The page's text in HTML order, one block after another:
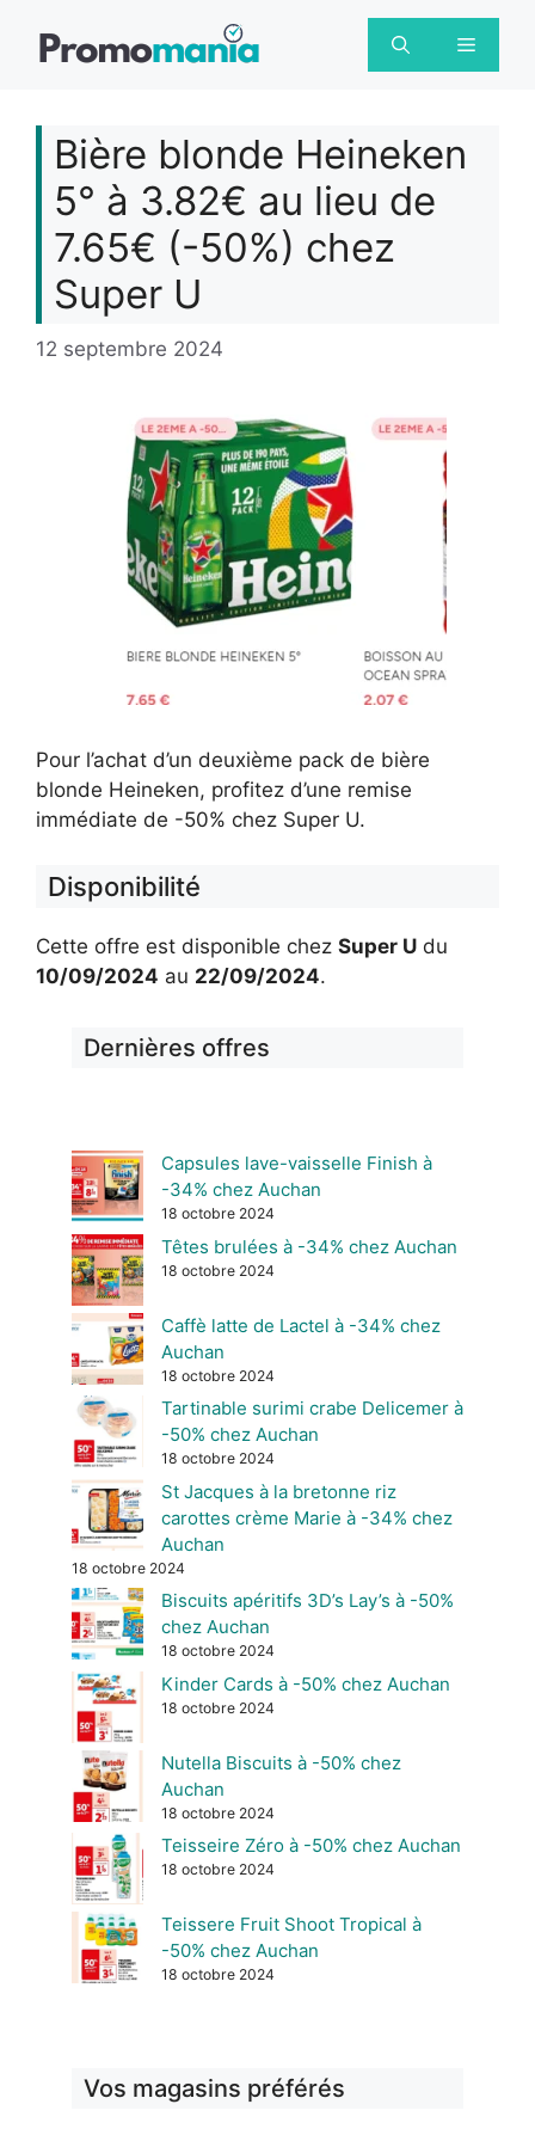
Menu
Bière blonde Heineken
5° à 3.82€ au lieu de
7.65€ (-50%) chez
Super U
12 septembre 2024
Pour l’achat d’un deuxième pack de bière
blonde Heineken, profitez d’une remise
immédiate de -50% chez Super U.
Disponibilité
Cette offre est disponible chez Super U du
10/09/2024 au 22/09/2024.
Dernières offres
Capsules lave-vaisselle Finish à
-34% chez Auchan
18 octobre 2024
Têtes brulées à -34% chez Auchan
18 octobre 2024
Caffè latte de Lactel à -34% chez
Auchan
18 octobre 2024
Tartinable surimi crabe Delicemer à
-50% chez Auchan
18 octobre 2024
St Jacques à la bretonne riz
carottes crème Marie à -34% chez
Auchan
18 octobre 2024
Biscuits apéritifs 3D’s Lay’s à -50%
chez Auchan
18 octobre 2024
Kinder Cards à -50% chez Auchan
18 octobre 2024
Nutella Biscuits à -50% chez
Auchan
18 octobre 2024
Teisseire Zéro à -50% chez Auchan
18 octobre 2024
Teissere Fruit Shoot Tropical à
-50% chez Auchan
18 octobre 2024
Vos magasins préférés